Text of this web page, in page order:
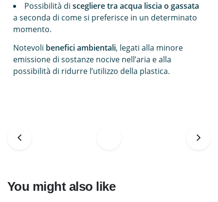
Possibilità di scegliere tra acqua liscia o gassata
a seconda di come si preferisce in un determinato
momento.
Notevoli benefici ambientali, legati alla minore
emissione di sostanze nocive nell’aria e alla
possibilità di ridurre l’utilizzo della plastica.
You might also like